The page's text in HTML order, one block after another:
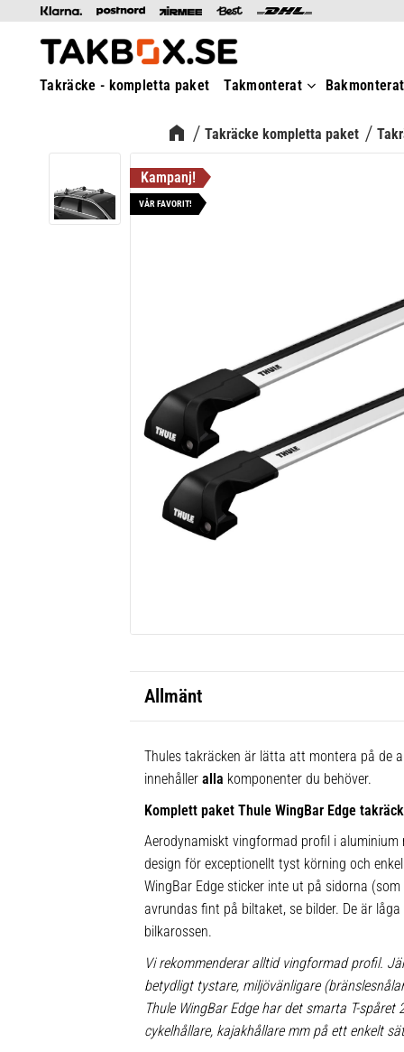
Takräcke - kompletta paket Takmonterat Bakmonterat
Takräcke kompletta paket
VÅR FAVORIT!
Allmänt
Thules takräcken är lätta att montera på de
innehåller alla komponenter du behöver.
Komplett paket Thule WingBar Edge
Aerodynamiskt vingformad profil i
design för exceptionellt tyst körning och
WingBar Edge sticker inte ut på sidorna
avrundas fint på biltaket, se bilder. De är
bilkarossen.
Vi rekommenderar alltid vingformad profil.
betydligt tystare, miljövänligare
Thule WingBar Edge har det smarta T-
cykelhållare, kajakhållare mm på ett enkelt